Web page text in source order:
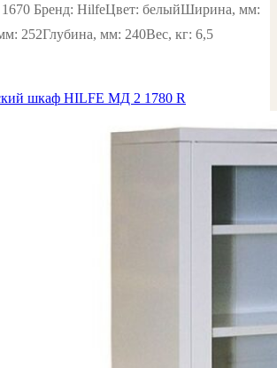
Бренд: HilfeЦвет: белыйШирина, мм:
252Глубина, мм: 240Вес, кг: 6,5